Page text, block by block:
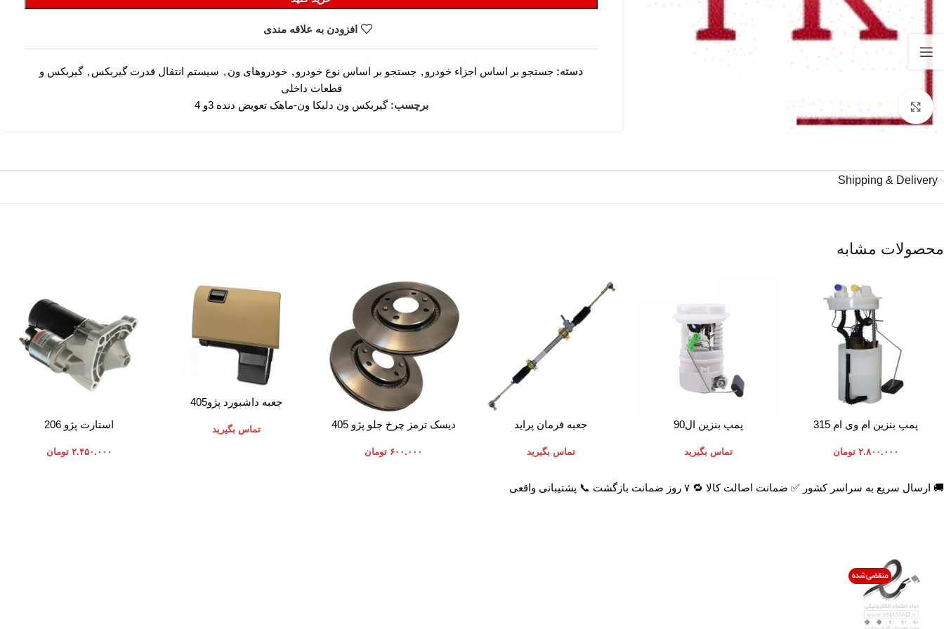
برای بزرگنمایی کلیک کنید
افزودن به علاقه مندی
دسته: جستجو بر اساس اجزاء خودرو , جستجو بر اساس نوع خودرو , خودروهای ون , سیستم انتقال قدرت گیربکس , گیربکس و
قطعات داخلی
برچسب: گیربکس ون دلیکا ون-ماهک تعویض دنده 3و 4
Shipping & Delivery
محصولات مشابه
افزودن به سبد خرید
پمپ بنزین ام وی ام 315
۲.۸۰۰.۰۰۰ تومان
اطلاعات بیشترپمپ بنزین ال90
تماس بگیرید
اطلاعات بیشترجعبه فرمان پراید
تماس بگیرید
افزودن به سبد خرید
دیسک ترمز چرخ جلو پژو 405
۶۰۰.۰۰۰ تومان
اطلاعات بیشتر
جعبه داشبورد پژو405
تماس بگیرید
افزودن به سبد خرید
استارت پژو 206
۲.۴۵۰.۰۰۰ تومان
🚚 ارسال سریع به سراسر کشور ✅ ضمانت اصالت کالا 🔁 ۷ روز ضمانت بازگشت 📞 پشتیبانی واقعی